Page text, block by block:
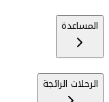
المساعدة
الرحلات الرائجة